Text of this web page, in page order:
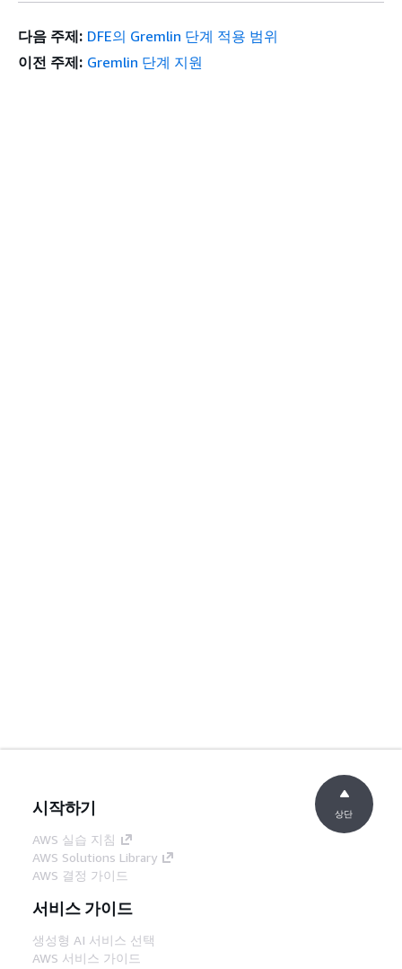
다음 주제: DFE의 Gremlin 단계 적용 범위
이전 주제: Gremlin 단계 지원
시작하기
AWS 실습 지침
AWS Solutions Library
AWS 결정 가이드
서비스 가이드
생성형 AI 서비스 선택
AWS 서비스 가이드
상단